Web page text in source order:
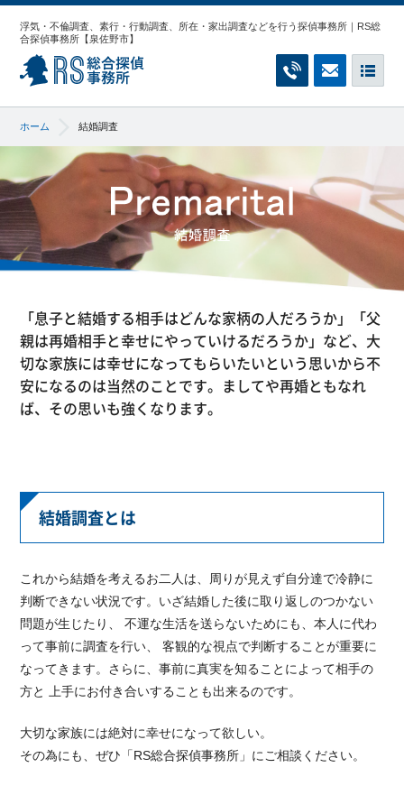
浮気・不倫調査、素行・行動調査、所在・家出調査などを行う探偵事務所｜RS総
合探偵事務所【泉佐野市】
ホーム 結婚調査
「息子と結婚する相手はどんな家柄の人だろうか」「父
親は再婚相手と幸せにやっていけるだろうか」など、大
切な家族には幸せになってもらいたいという思いから不
安になるのは当然のことです。ましてや再婚ともなれ
ば、その思いも強くなります。
結婚調査とは
これから結婚を考えるお二人は、周りが見えず自分達で冷静に
判断できない状況です。いざ結婚した後に取り返しのつかない
問題が生じたり、 不運な生活を送らないためにも、本人に代わ
って事前に調査を行い、 客観的な視点で判断することが重要に
なってきます。さらに、事前に真実を知ることによって相手の
方と 上手にお付き合いすることも出来るのです。
大切な家族には絶対に幸せになって欲しい。
その為にも、ぜひ「RS総合探偵事務所」にご相談ください。